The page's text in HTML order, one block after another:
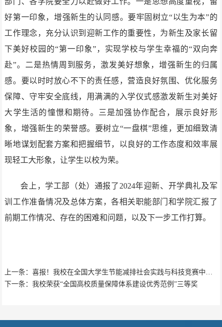
好第一印象，增强新生的认同感。要牢固树立“以生为本”的
工作理念，充分认识到迎新工作的重要性，为新生及家长留
下美好校园的“第一印象”，实现学校与学生幸福的“双向奔
赴”。二是热情周到服务，激发美好想象，增强新生的归属
感。要以时时放心不下的责任感，营造良好氛围、优化服务
保障、守牢安全底线，用满满的入学仪式感激发新生对美好
大学生活的憧憬和期待。三是加强协作配合，展示良好形
象，增强新生的荣誉感。要树立“一盘棋”思维，更加细致清
晰地谋划配套方案和把握细节，以良好的工作态度和效率展
现轻工大形象，让学生以校为荣。
会上，学工部（处）通报了2024年迎新、开学典礼及军
训工作准备情况及总体方案，各相关职能部门和学院汇报了
前期工作情况、存在的困难和问题，以及下一步工作打算。
下一条：我校荣获“全国高校质量保障体系建设优秀范例”三等奖